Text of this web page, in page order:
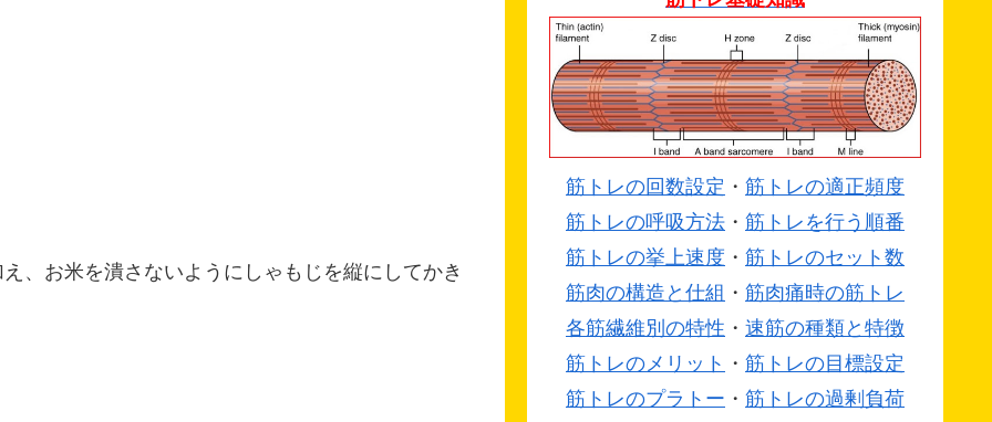
、お米を潰さないようにしゃもじを縦にしてかき
筋トレの回数設定 ・ 筋トレの適正頻度
筋トレの呼吸方法 ・ 筋トレを行う順番
筋トレの挙上速度 ・ 筋トレのセット数
筋肉の構造と仕組 ・ 筋肉痛時の筋トレ
各筋繊維別の特性 ・ 速筋の種類と特徴
筋トレのメリット ・ 筋トレの目標設定
筋トレのプラトー ・ 筋トレの過剰負荷